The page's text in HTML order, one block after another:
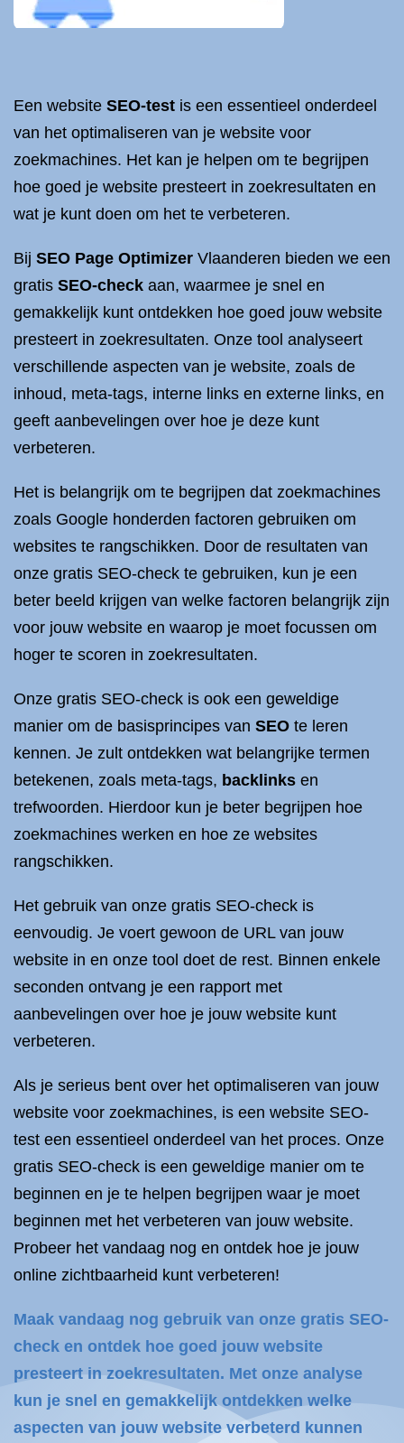
Een website SEO-test is een essentieel onderdeel
van het optimaliseren van je website voor
zoekmachines. Het kan je helpen om te begrijpen
hoe goed je website presteert in zoekresultaten en
wat je kunt doen om het te verbeteren.
Bij SEO Page Optimizer Vlaanderen bieden we een
gratis SEO-check aan, waarmee je snel en
gemakkelijk kunt ontdekken hoe goed jouw website
presteert in zoekresultaten. Onze tool analyseert
verschillende aspecten van je website, zoals de
inhoud, meta-tags, interne links en externe links, en
geeft aanbevelingen over hoe je deze kunt
verbeteren.
Het is belangrijk om te begrijpen dat zoekmachines
zoals Google honderden factoren gebruiken om
websites te rangschikken. Door de resultaten van
onze gratis SEO-check te gebruiken, kun je een
beter beeld krijgen van welke factoren belangrijk zijn
voor jouw website en waarop je moet focussen om
hoger te scoren in zoekresultaten.
Onze gratis SEO-check is ook een geweldige
manier om de basisprincipes van SEO te leren
kennen. Je zult ontdekken wat belangrijke termen
betekenen, zoals meta-tags, backlinks en
trefwoorden. Hierdoor kun je beter begrijpen hoe
zoekmachines werken en hoe ze websites
rangschikken.
Het gebruik van onze gratis SEO-check is
eenvoudig. Je voert gewoon de URL van jouw
website in en onze tool doet de rest. Binnen enkele
seconden ontvang je een rapport met
aanbevelingen over hoe je jouw website kunt
verbeteren.
Als je serieus bent over het optimaliseren van jouw
website voor zoekmachines, is een website SEO-
test een essentieel onderdeel van het proces. Onze
gratis SEO-check is een geweldige manier om te
beginnen en je te helpen begrijpen waar je moet
beginnen met het verbeteren van jouw website.
Probeer het vandaag nog en ontdek hoe je jouw
online zichtbaarheid kunt verbeteren!
Maak vandaag nog gebruik van onze gratis SEO-
check en ontdek hoe goed jouw website
presteert in zoekresultaten. Met onze analyse
kun je snel en gemakkelijk ontdekken welke
aspecten van jouw website verbeterd kunnen